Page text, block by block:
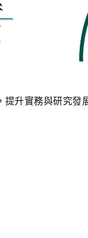
升實務與研究發